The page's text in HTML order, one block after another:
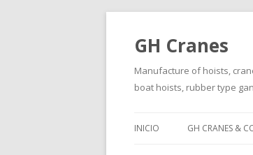
GH Cranes
Manufacture of hoists,
boat hoists, rubber type
INICIO GH CRANES &